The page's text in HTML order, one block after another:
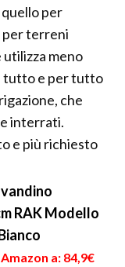
per
terreni
meno
tutto e per tutto
che
interrati.
e più richiesto
RAK Modello
a: 84,9€